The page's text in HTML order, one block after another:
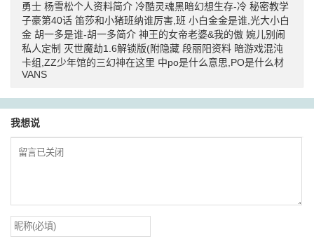
勇士 杨雪松个人资料简介 冷酷灵魂黑暗幻想生存-冷 秘密教学
子豪第40话 笛莎和小猪班纳谁厉害,班 小白金金是谁,光大小白
金 胡一多是谁-胡一多简介 神王的女帝老婆&我的傲 婉儿别闹
私人定制 灭世魔劫1.6解锁版(附隐藏 段丽阳资料 暗游戏混沌
卡组,ZZ少年馆的三幻神在这里 中po是什么意思,PO是什么材
VANS
我想说